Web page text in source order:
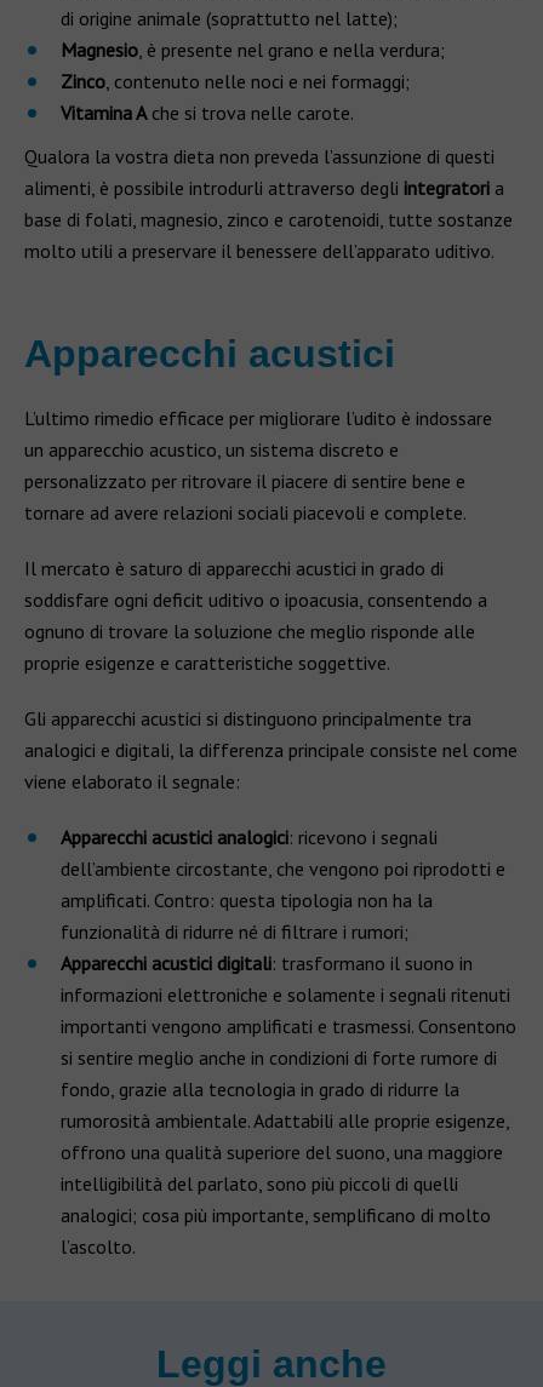
di origine animale (soprattutto nel latte);
Magnesio, è presente nel grano e nella verdura;
Zinco, contenuto nelle noci e nei formaggi;
Vitamina Ache si trova nelle carote.
Qualora la vostra dieta non preveda l’assunzione di questi
alimenti, è possibile introdurli attraverso degli integratori a
base di folati, magnesio, zinco e carotenoidi, tutte sostanze
molto utili a preservare il benessere dell’apparato uditivo.
Apparecchi acustici
L’ultimo rimedio efficace per migliorare l’udito è indossare
un apparecchio acustico, un sistema discreto e
personalizzato per ritrovare il piacere di sentire bene e
tornare ad avere relazioni sociali piacevoli e complete.
Il mercato è saturo di apparecchi acustici in grado di
soddisfare ogni deficit uditivo o ipoacusia, consentendo a
ognuno di trovare la soluzione che meglio risponde alle
proprie esigenze e caratteristiche soggettive.
Gli apparecchi acustici si distinguono principalmente tra
analogici e digitali, la differenza principale consiste nel come
viene elaborato il segnale:
Apparecchi acustici analogici: ricevono i segnali
dell’ambiente circostante, che vengono poi riprodotti e
amplificati. Contro: questa tipologia non ha la
funzionalità di ridurre né di filtrare i rumori;
Apparecchi acustici digitali: trasformano il suono in
informazioni elettroniche e solamente i segnali ritenuti
importanti vengono amplificati e trasmessi. Consentono
si sentire meglio anche in condizioni di forte rumore di
fondo, grazie alla tecnologia in grado di ridurre la
rumorosità ambientale. Adattabili alle proprie esigenze,
offrono una qualità superiore del suono, una maggiore
intelligibilità del parlato, sono più piccoli di quelli
analogici; cosa più importante, semplificano di molto
l’ascolto.
Leggi anche